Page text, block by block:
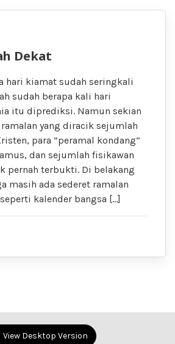
Dekat
hari kiamat sudah seringkali
sudah berapa kali hari
itu diprediksi. Namun sekian
yang diracik sejumlah
para ”peramal kondang”
dan sejumlah fisikawan
pernah terbukti. Di belakang
masih ada sederet ramalan
kalender bangsa […]
View Desktop Version